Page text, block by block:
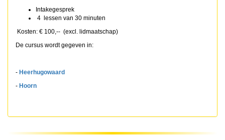
Intakegesprek
4 lessen van 30 minuten
Kosten: € 100,-- (excl. lidmaatschap)
De cursus wordt gegeven in:
- Heerhugowaard
- Hoorn